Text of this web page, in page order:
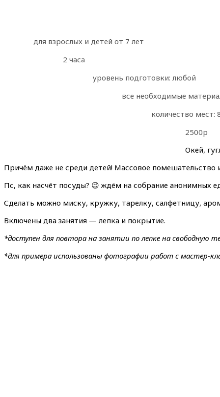
для взрослых и детей от 7 лет
2 часа
уровень подготовки: любой
все необходимые
количество мест:
2500р
Окей,
Причём даже не среди детей! Массовое помешательство
Пс, как насчёт посуды? 😉 ждём на собрание анонимных
Сделать можно миску, кружку, тарелку, салфетницу,
Включены два занятия — лепка и покрытие.
*доступен для повтора на занятии по лепке на свободную
*для примера использованы фотографии работ с мастер-